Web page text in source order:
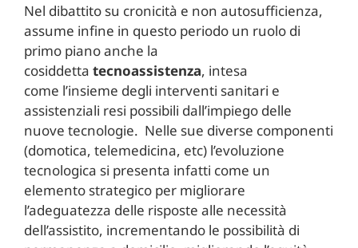
Nel dibattito su cronicità e non autosufficienza,
assume infine in questo periodo un ruolo di
primo piano anche la
cosiddetta tecnoassistenza, intesa
come l’insieme degli interventi sanitari e
assistenziali resi possibili dall’impiego delle
nuove tecnologie. Nelle sue diverse componenti
(domotica, telemedicina, etc) l’evoluzione
tecnologica si presenta infatti come un
elemento strategico per migliorare
l’adeguatezza delle risposte alle necessità
dell’assistito, incrementando le possibilità di